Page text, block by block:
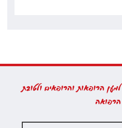
למען הרופאות והרופאים ולטובת
הרפואה